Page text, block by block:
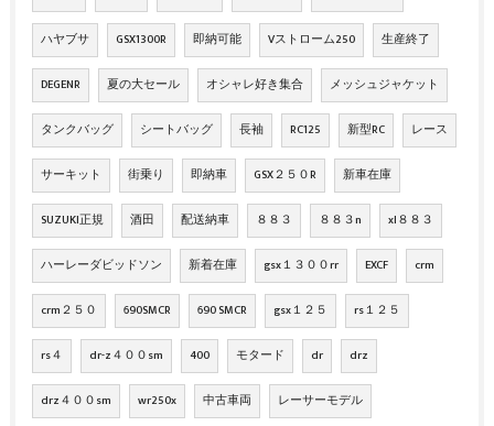
ハヤブサ GSX1300R 即納可能 Vストローム250 生産終了
DEGENR 夏の大セール オシャレ好き集合 メッシュジャケット
タンクバッグ シートバッグ 長袖 RC125 新型RC レース
サーキット 街乗り 即納車 GSX２５０R 新車在庫
SUZUKI正規 酒田 配送納車 ８８３ ８８３n xl８８３
ハーレーダビッドソン 新着在庫 gsx１３００rr EXCF crm
crm２５０ 690SMCR 690 SMCR gsx１２５ rs１２５
rs４ dr-z４００sm 400 モタード dr drz
drz４００sm wr250x 中古車両 レーサーモデル